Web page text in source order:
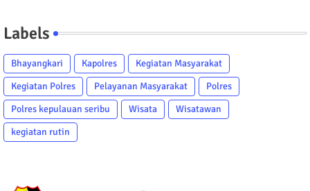
Labels
Bhayangkari Kapolres
Kegiatan Masyarakat
Kegiatan Polres
Pelayanan Masyarakat
Polres
Polres kepulauan seribu
Wisata
Wisatawan
kegiatan rutin